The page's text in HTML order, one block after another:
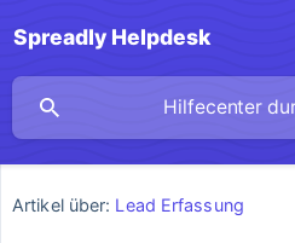
Spreadly Helpdesk
Artikel über: Lead Erfassung